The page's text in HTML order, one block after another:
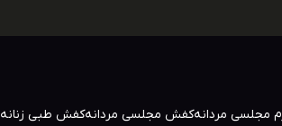
مجلسی مردانهکفش مجلسی مردانهکفش طبی زنانه